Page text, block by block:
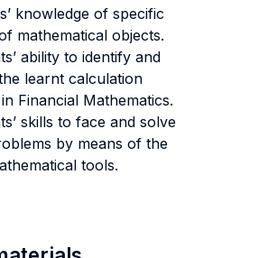
knowledge of specific
mathematical objects.
ability to identify and
learnt calculation
Financial Mathematics.
skills to face and solve
by means of the
tools.